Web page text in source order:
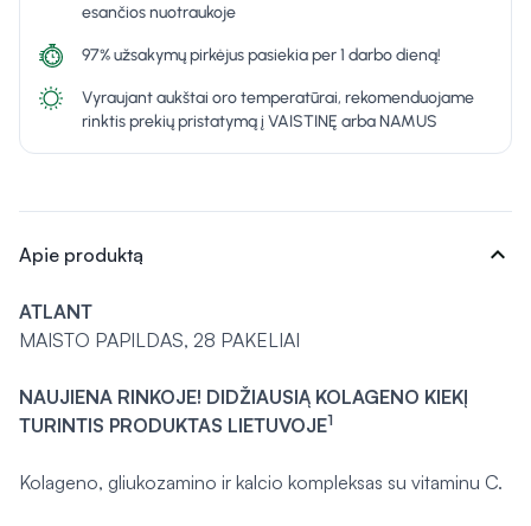
esančios nuotraukoje
97% užsakymų pirkėjus pasiekia per 1 darbo dieną!
Vyraujant aukštai oro temperatūrai, rekomenduojame
rinktis prekių pristatymą į VAISTINĘ arba NAMUS
Apie produktą expand_more
ATLANT
MAISTO PAPILDAS, 28 PAKELIAI
NAUJIENA RINKOJE! DIDŽIAUSIĄ KOLAGENO KIEKĮ
TURINTIS PRODUKTAS LIETUVOJE1
Kolageno, gliukozamino ir kalcio kompleksas su vitaminu C.